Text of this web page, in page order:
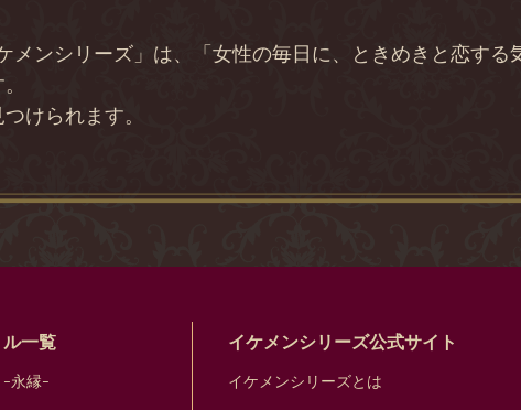
ンシリーズ」は、「女性の毎日に、ときめきと恋する
けられます。
一覧
-永縁-
イケメンシリーズ公式サイト
イケメンシリーズとは